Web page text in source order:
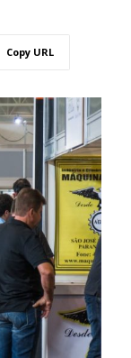
Copy URL